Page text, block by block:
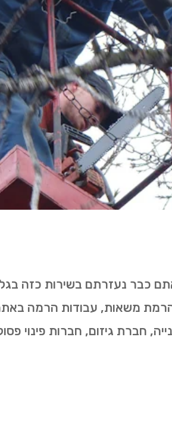
כבר נעזרתם בשירות כזה
משאות, עבודות הרמה
חברת גיזום, חברות פינוי